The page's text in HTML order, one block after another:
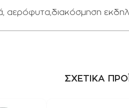
αερόφυτα,διακόσμηση
ΣΧΕΤΙΚΑ